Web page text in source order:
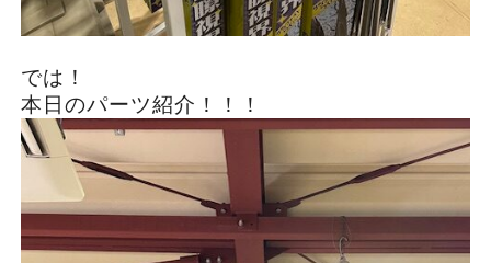
では！
本日のパーツ紹介！！！